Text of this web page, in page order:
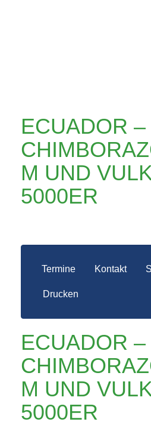
ECUADOR –
M UND
5000ER
Termine Kontakt
Drucken
ECUADOR –
M UND
5000ER